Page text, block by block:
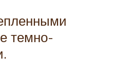
темно-